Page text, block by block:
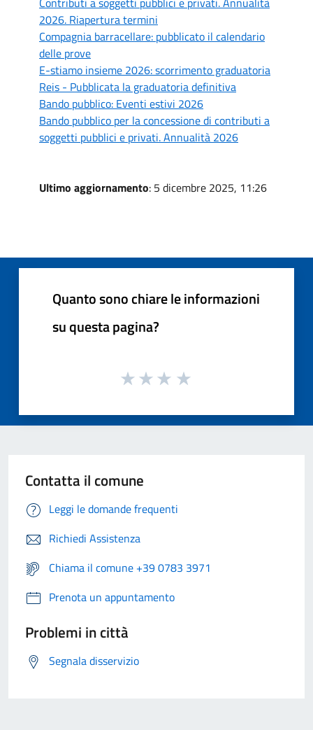
2026. Riapertura termini
Compagnia barracellare: pubblicato il calendario
delle prove
E-stiamo insieme 2026: scorrimento graduatoria
Reis - Pubblicata la graduatoria definitiva
Bando pubblico: Eventi estivi 2026
Bando pubblico per la concessione di contributi a
soggetti pubblici e privati. Annualità 2026
Ultimo aggiornamento: 5 dicembre 2025, 11:26
Quanto sono chiare le informazioni
su questa pagina?
Contatta il comune
Leggi le domande frequenti
Richiedi Assistenza
Chiama il comune +39 0783 3971
Prenota un appuntamento
Problemi in città
Segnala disservizio